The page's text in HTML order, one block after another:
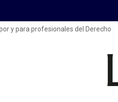
y para profesionales del Derecho